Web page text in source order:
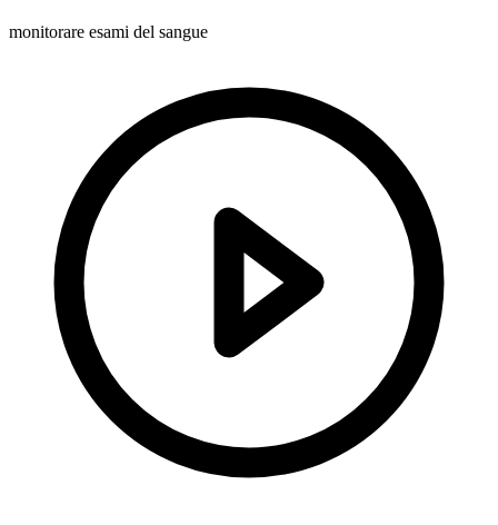
monitorare esami del sangue